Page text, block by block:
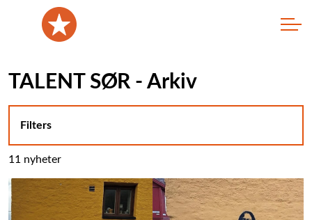
TALENT SØR - Arkiv
Filters
11 nyheter